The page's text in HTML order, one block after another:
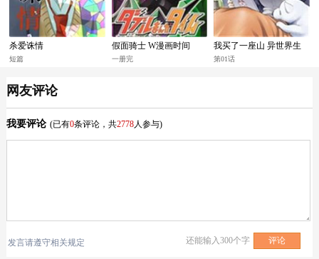
杀爱诛情
短篇
假面骑士 W漫画时间
一册完
我买了一座山 异世界生
活其实也不赖
第01话
网友评论
我要评论 (已有0条评论，共2778人参与)
发言请遵守相关规定 还能输入300个字